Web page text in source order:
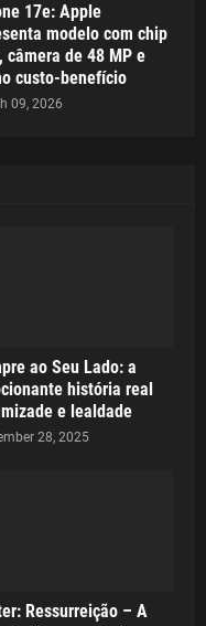
17e: Apple
modelo com chip
câmera de 48 MP e
custo-benefício
09, 2026
ao Seu Lado: a
história real
e lealdade
28, 2025
Ressurreição – A